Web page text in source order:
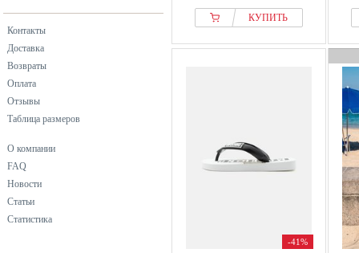
Контакты
Доставка
Возвраты
Оплата
Отзывы
Таблица размеров
О компании
FAQ
Новости
Статьи
Статистика
КУПИТЬ
-41%